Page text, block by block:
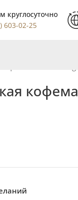
круглосуточно
603-02-25
кофемашина